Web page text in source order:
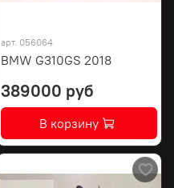
арт. 056064
BMW G310GS 2018
389000 руб
В корзину